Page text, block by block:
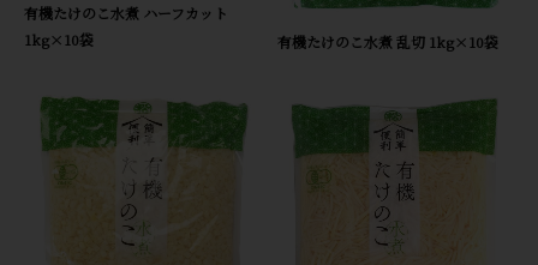
有機たけのこ水煮 ハーフカット
1kg×10袋
有機たけのこ水煮 乱切 1kg×10袋